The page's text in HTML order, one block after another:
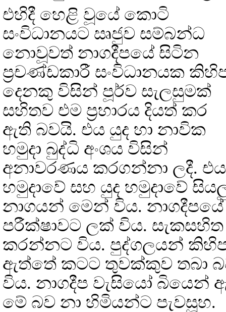
එහිදී හෙළි වූයේ කොටි
සංවිධානයට ඍජුව සම්බන්ධ
නොවූවත් නාගදීපයේ සිටින
ප්‍රචණ්ඩකාරී සංවිධානයක
දෙනකු විසින් පූර්ව සැලසුමක්
සහිතව එම ප්‍රහාරය දියත් කර
ඇති බවයි. එය යුද හා නාවික
හමුදා බුද්ධි අංශය විසින්
අනාවරණය කරගන්නා ලදී.
හමුදාවේ සහ යුද හමුදාවේ
නාගයන් මෙන් විය.
පරීක්ෂාවට ලක් විය.
කරන්නට විය. පුද්ගලයන්
ඇත්තේ කටට තුවක්කුව තබා
විය. නාගදීප වැසියෝ
මේ බව නා හිමියන්ට පැවසූහ.